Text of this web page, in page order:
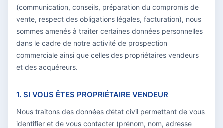
(communication, conseils, préparation du compromis de
vente, respect des obligations légales, facturation), nous
sommes amenés à traiter certaines données personnelles
dans le cadre de notre activité de prospection
commerciale ainsi que celles des propriétaires vendeurs
et des acquéreurs.
1. SI VOUS ÊTES PROPRIÉTAIRE VENDEUR
Nous traitons des données d’état civil permettant de vous
identifier et de vous contacter (prénom, nom, adresse